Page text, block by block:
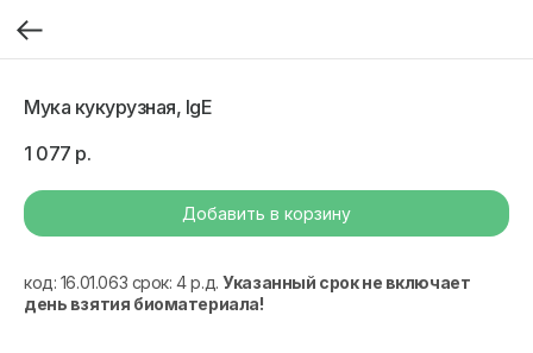
Мука кукурузная, IgE
1 077 р.
Добавить в корзину
код: 16.01.063 срок: 4 р.д.Указанный срок не включает
день взятия биоматериала!